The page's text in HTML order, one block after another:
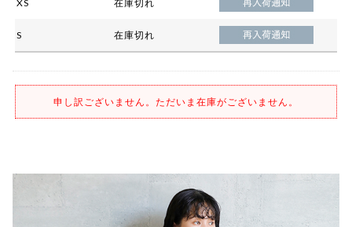
XS 在庫切れ
S 在庫切れ
申し訳ございません。ただいま在庫がございません。